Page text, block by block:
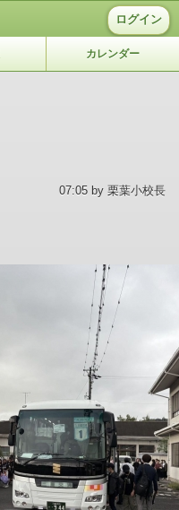
ログイン
カレンダー
07:05 by 栗葉小校長